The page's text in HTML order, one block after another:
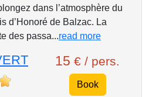
dans l’atmosphère du
d’Honoré de Balzac. La
des passa...read more
15 € / pers.
Book